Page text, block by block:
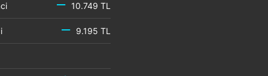
10.749 TL
9.195 TL